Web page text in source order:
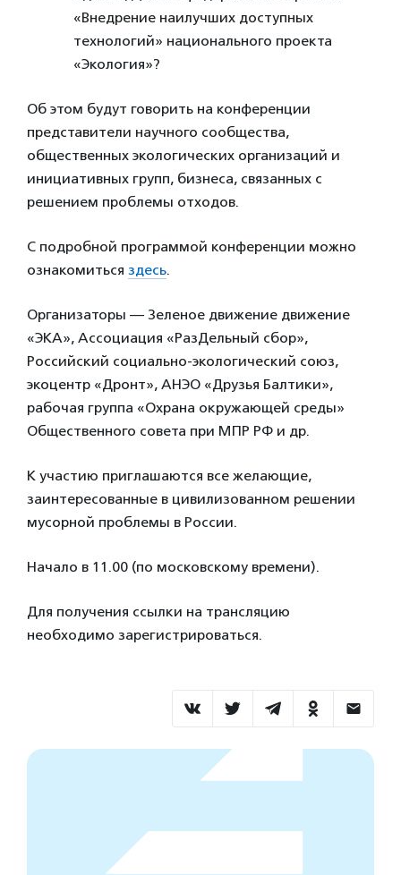
«Внедрение наилучших доступных
технологий» национального проекта
«Экология»?
Об этом будут говорить на конференции
представители научного сообщества,
общественных экологических организаций и
инициативных групп, бизнеса, связанных с
решением проблемы отходов.
С подробной программой конференции можно
ознакомиться здесь.
Организаторы — Зеленое движение движение
«ЭКА», Ассоциация «РазДельный сбор»,
Российский социально-экологический союз,
экоцентр «Дронт», АНЭО «Друзья Балтики»,
рабочая группа «Охрана окружающей среды»
Общественного совета при МПР РФ и др.
К участию приглашаются все желающие,
заинтересованные в цивилизованном решении
мусорной проблемы в России.
Начало в 11.00 (по московскому времени).
Для получения ссылки на трансляцию
необходимо зарегистрироваться.